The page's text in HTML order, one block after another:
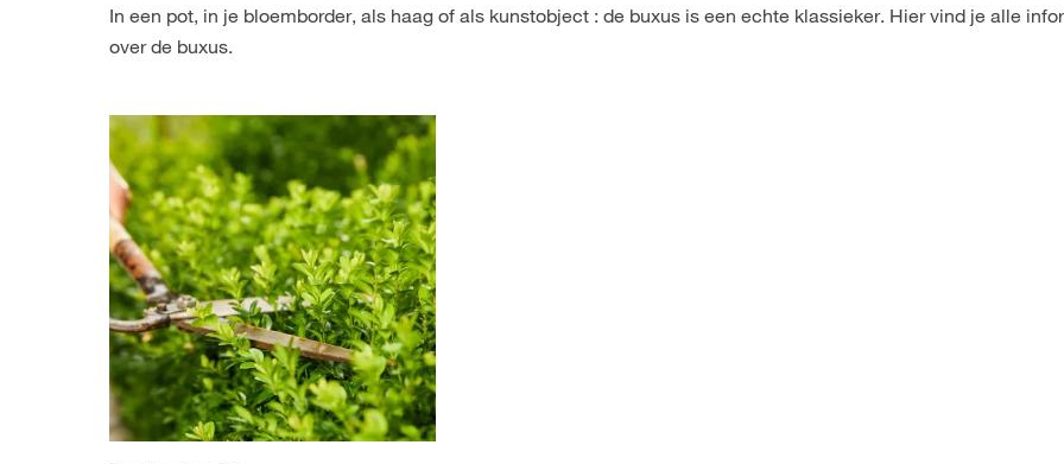
In een pot, in je bloemborder, als haag of als kunstobject : de buxus is een echte klassieker. Hier vind je alle
over de buxus.